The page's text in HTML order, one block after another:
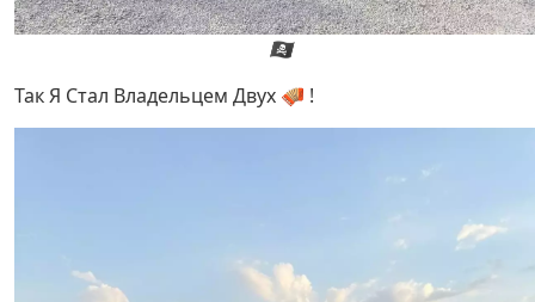
🏴‍☠️
Так Я Стал Владельцем Двух 🪗 !